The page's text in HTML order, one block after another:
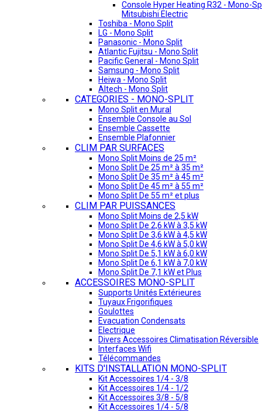
Console Hyper Heating R32 - Mono-
Mitsubishi Electric
Toshiba - Mono Split
LG - Mono Split
Panasonic - Mono Split
Atlantic Fujitsu - Mono Split
Pacific General - Mono Split
Samsung - Mono Split
Heiwa - Mono Split
Altech - Mono Split
CATEGORIES - MONO-SPLIT
Mono Split en Mural
Ensemble Console au Sol
Ensemble Cassette
Ensemble Plafonnier
CLIM PAR SURFACES
Mono Split Moins de 25 m²
Mono Split De 25 m² à 35 m²
Mono Split De 35 m² à 45 m²
Mono Split De 45 m² à 55 m²
Mono Split De 55 m² et plus
CLIM PAR PUISSANCES
Mono Split Moins de 2,5 kW
Mono Split De 2,6 kW à 3,5 kW
Mono Split De 3,6 kW à 4,5 kW
Mono Split De 4,6 kW à 5,0 kW
Mono Split De 5,1 kW à 6,0 kW
Mono Split De 6,1 kW à 7,0 kW
Mono Split De 7,1 kW et Plus
ACCESSOIRES MONO-SPLIT
Supports Unités Extérieures
Tuyaux Frigorifiques
Goulottes
Evacuation Condensats
Electrique
Divers Accessoires Climatisation Réversible
Interfaces Wifi
Télécommandes
KITS D'INSTALLATION MONO-SPLIT
Kit Accessoires 1/4 - 3/8
Kit Accessoires 1/4 - 1/2
Kit Accessoires 3/8 - 5/8
Kit Accessoires 1/4 - 5/8